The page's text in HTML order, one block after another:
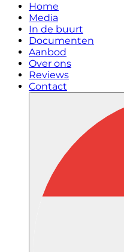
Home
Media
In de buurt
Documenten
Aanbod
Over ons
Reviews
Contact